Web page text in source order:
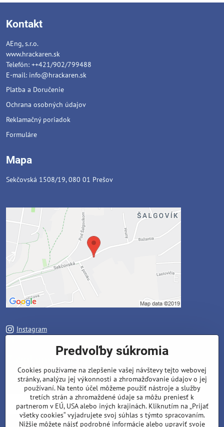
Kontakt
AEng, s.r.o.
www.hrackaren.sk
Telefón: ++421/902/799488
E-mail: info@hrackaren.sk
Platba a Doručenie
Ochrana osobných údajov
Reklamačný poriadok
Formuláre
Mapa
Sekčovská 1508/19, 080 01 Prešov
Instagram
Váš telefón*
Predvoľby súkromia
Cookies používame na zlepšenie vašej návštevy tejto webovej
stránky, analýzu jej výkonnosti a zhromažďovanie údajov o jej
používaní. Na tento účel môžeme použiť nástroje a služby
tretích strán a zhromaždené údaje sa môžu preniesť k
partnerom v EÚ, USA alebo iných krajinách. Kliknutím na „Prijať
všetky cookies“ vyjadrujete svoj súhlas s týmto spracovaním.
Nižšie môžete nájsť podrobné informácie alebo upraviť svoje